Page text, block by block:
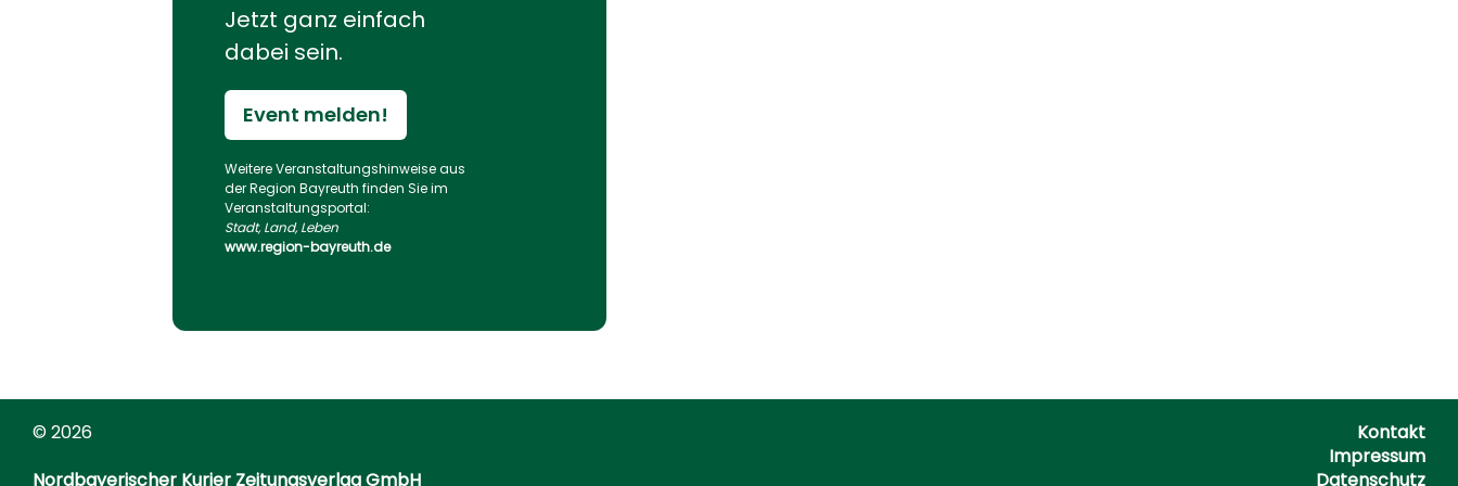
Jetzt ganz einfach
dabei sein.
Event melden!
Weitere Veranstaltungs­hinweise aus
der Region Bayreuth finden Sie im
Veranstaltungs­portal:
Stadt, Land, Leben
www.region-bayreuth.de
© 2026
Nordbayerischer Kurier Zeitungsverlag GmbH
Kontakt
Impressum
Datenschutz